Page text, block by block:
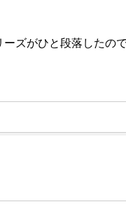
ズがひと段落したの